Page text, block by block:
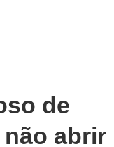
de
não abrir